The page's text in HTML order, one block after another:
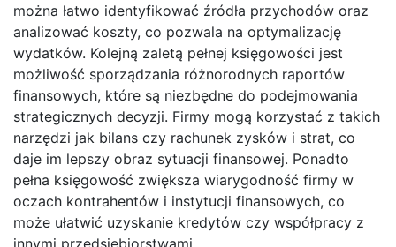
można łatwo identyfikować źródła przychodów oraz
analizować koszty, co pozwala na optymalizację
wydatków. Kolejną zaletą pełnej księgowości jest
możliwość sporządzania różnorodnych raportów
finansowych, które są niezbędne do podejmowania
strategicznych decyzji. Firmy mogą korzystać z takich
narzędzi jak bilans czy rachunek zysków i strat, co
daje im lepszy obraz sytuacji finansowej. Ponadto
pełna księgowość zwiększa wiarygodność firmy w
oczach kontrahentów i instytucji finansowych, co
może ułatwić uzyskanie kredytów czy współpracy z
innymi przedsiębiorstwami.